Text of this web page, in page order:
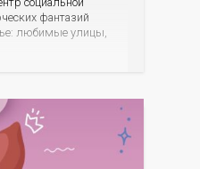
фантазий
любимые улицы,